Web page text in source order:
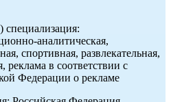
специализация:
аналитическая,
спортивная, развлекательная,
реклама в соответствии с
Федерации о рекламе